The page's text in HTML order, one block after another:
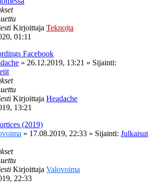
Kirjoittaja Teknojta
01:11
Facebook
» 26.12.2019, 13:21 » Sijainti:
Kirjoittaja Headache
13:21
(2019)
» 17.08.2019, 22:33 » Sijainti: Julkaisut
Kirjoittaja Valovoima
22:33